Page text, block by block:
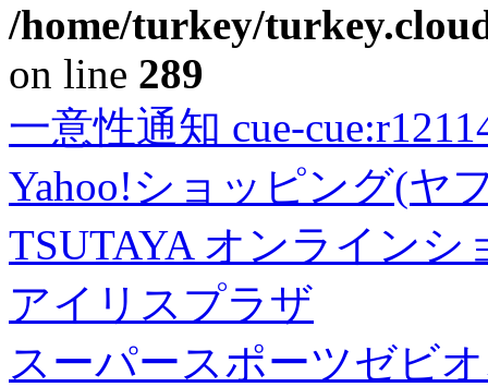
/home/turkey/
on line 289
一意性通知 cue-
Yahoo!ショッピング(ヤ
TSUTAYA オンラインシ
アイリスプラザ
スーパースポーツゼビ